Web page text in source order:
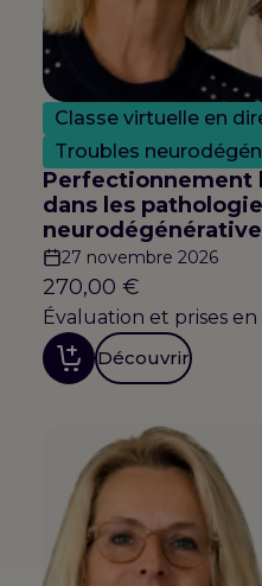
Classe virtuelle en
Troubles
Perfectionnement
dans les
27 novembre 2026
270,00 €
Évaluation et prises en
Découvrir